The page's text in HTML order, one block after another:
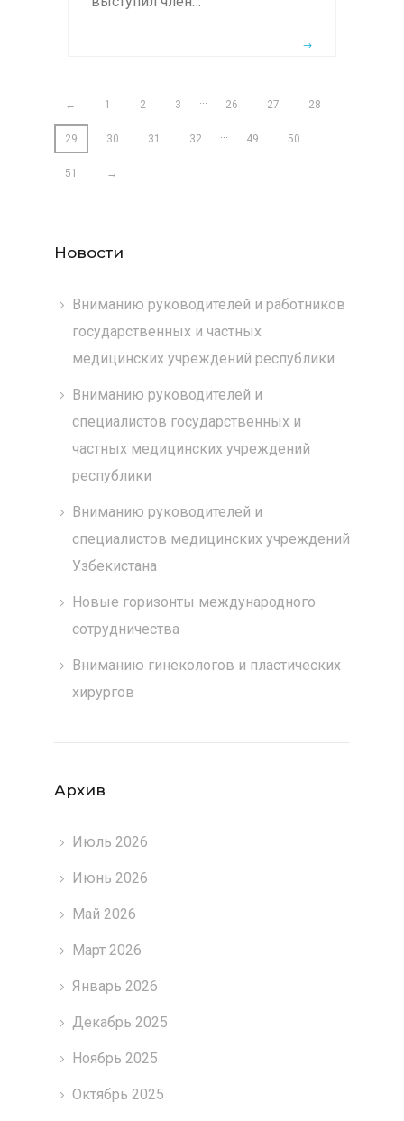
← 1 2 3 … 26 27 28
29 30 31 32 … 49 50
51 →
Новости
Вниманию руководителей и работников
государственных и частных
медицинских учреждений республики
Вниманию руководителей и
специалистов государственных и
частных медицинских учреждений
республики
Вниманию руководителей и
специалистов медицинских учреждений
Узбекистана
Новые горизонты международного
сотрудничества
Вниманию гинекологов и пластических
хирургов
Архив
Июль 2026
Июнь 2026
Май 2026
Март 2026
Январь 2026
Декабрь 2025
Ноябрь 2025
Октябрь 2025